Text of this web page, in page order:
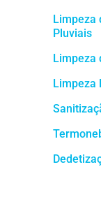
Limpeza
Pluviais
Limpeza
Limpeza